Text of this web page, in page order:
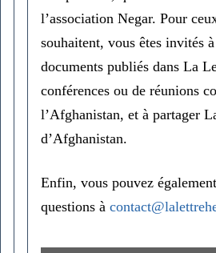
l’association Negar. Pour
souhaitent, vous êtes invités
documents publiés dans La
conférences ou de réunions
l’Afghanistan, et à partager
d’Afghanistan.
Enfin, vous pouvez
questions à